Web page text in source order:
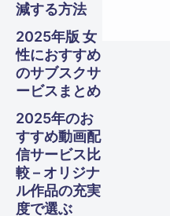
減する方法
2025年版 女
性におすすめ
のサブスクサ
ービスまとめ
2025年のお
すすめ動画配
信サービス比
較 – オリジナ
ル作品の充実
度で選ぶ